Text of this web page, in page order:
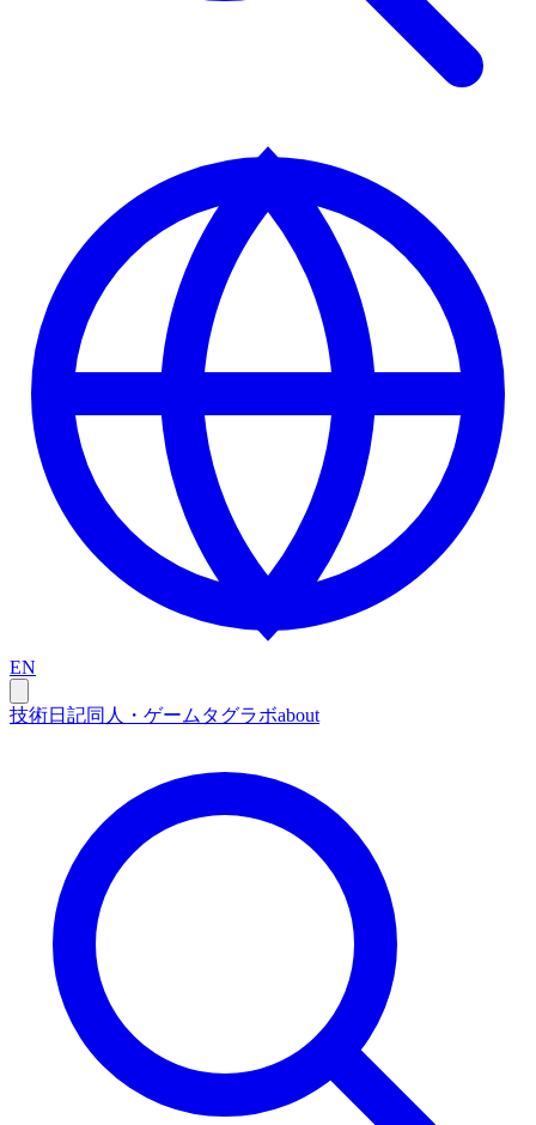
EN
技術日記同人・ゲーム タグラボabout